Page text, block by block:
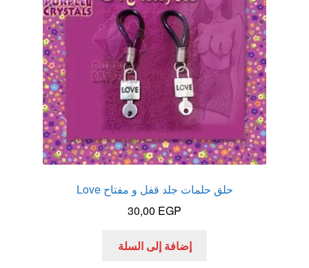
كاندم سيليكون
لانجيري مثير
منتجات الانتصاب
منتجات خاصة بالزوج
منتجات خاصة بالزوجة
منتجات لاثارة الزوجه
حلق حلمات جلد قفل و مفتاح Love
30,00 EGP
إضافة إلى السلة